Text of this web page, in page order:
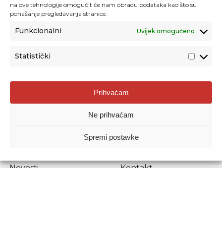
na ove tehnologije omogućit će nam obradu podataka kao što su
ponašanje pregledavanja stranice.
Funkcionalni Uvijek omogućeno
Statistički
Prihvaćam
Ne prihvaćam
Spremi postavke
Agencija za odgoj i obrazovanje
Donje Svetice 38, 10000 Zagreb
1778129
Prenošenje sadržaja dopušteno je uz navođenje izvora.
Novosti
Kontakt